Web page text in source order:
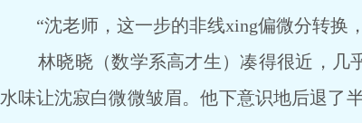
“沈老师，这一步的非线xing偏微分转换
林晓晓（数学系高才生）凑得很近，几乎
水味让沈寂白微微皱眉。他下意识地后退了